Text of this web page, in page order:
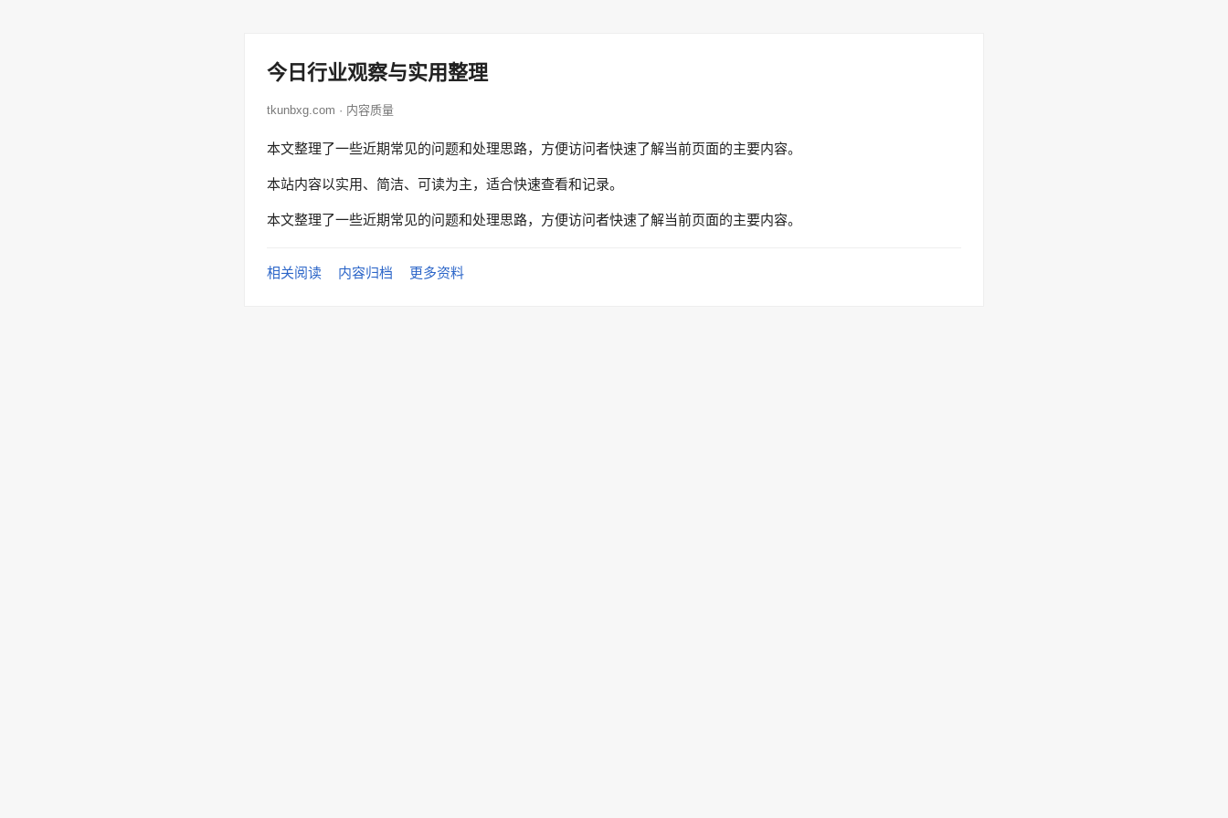
今日行业观察与实用整理
tkunbxg.com · 内容质量
本文整理了一些近期常见的问题和处理思路，方便访问者快速了解当前页面的主要内容。
本站内容以实用、简洁、可读为主，适合快速查看和记录。
本文整理了一些近期常见的问题和处理思路，方便访问者快速了解当前页面的主要内容。
相关阅读 内容归档 更多资料